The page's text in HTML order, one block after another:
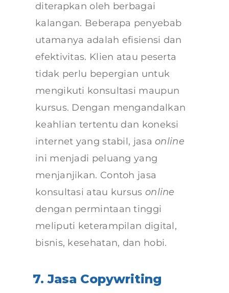
diterapkan oleh berbagai
kalangan. Beberapa penyebab
utamanya adalah efisiensi dan
efektivitas. Klien atau peserta
tidak perlu bepergian untuk
mengikuti konsultasi maupun
kursus. Dengan mengandalkan
keahlian tertentu dan koneksi
internet yang stabil, jasaonline
ini menjadi peluang yang
menjanjikan. Contoh jasa
konsultasi atau kursus online
dengan permintaan tinggi
meliputi keterampilan digital,
bisnis, kesehatan, dan hobi.
7. Jasa Copywriting